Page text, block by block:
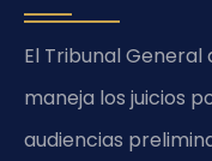
El Tribunal
maneja los juicios
audiencias